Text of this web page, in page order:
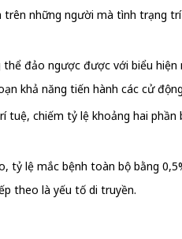
những người mà tình trạng
đảo ngược được với biểu
khả năng tiến hành các cử
tuệ, chiếm tỷ lệ khoảng hai
tỷ lệ mắc bệnh toàn bộ bằng
theo là yếu tố di truyền.